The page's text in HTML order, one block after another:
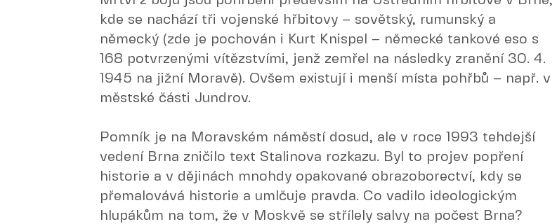
kde se nachází tři vojenské hřbitovy – sovětský, rumunský a
německý (zde je pochován i Kurt Knispel – německé tankové eso s
168 potvrzenými vítězstvími, jenž zemřel na následky zranění 30. 4.
1945 na jižní Moravě). Ovšem existují i menší místa pohřbů – např. v
městské části Jundrov.
Pomník je na Moravském náměstí dosud, ale v roce 1993 tehdejší
vedení Brna zničilo text Stalinova rozkazu. Byl to projev popření
historie a v dějinách mnohdy opakované obrazoborectví, kdy se
přemalovává historie a umlčuje pravda. Co vadilo ideologickým
hlupákům na tom, že v Moskvě se střílely salvy na počest Brna?